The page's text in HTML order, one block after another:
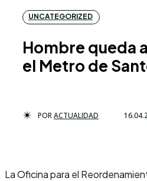
UNCATEGORIZED
Hombre queda
el Metro de
PORACTUALIDAD
La Oficina para el